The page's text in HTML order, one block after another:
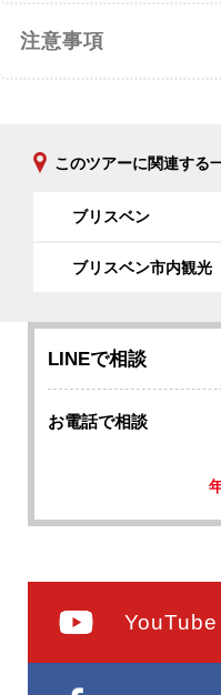
注意事項
このツアーに関連する
ブリスベン
ブリスベン市内観光
LINEで相談
お電話で相談
YouTube